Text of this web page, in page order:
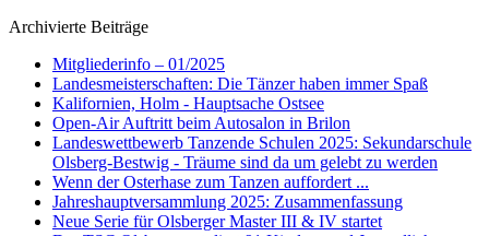
Archivierte Beiträge
Mitgliederinfo – 01/2025
Landesmeisterschaften: Die Tänzer haben immer Spaß
Kalifornien, Holm - Hauptsache Ostsee
Open-Air Auftritt beim Autosalon in Brilon
Landeswettbewerb Tanzende Schulen 2025: Sekundarschule
Olsberg-Bestwig - Träume sind da um gelebt zu werden
Wenn der Osterhase zum Tanzen auffordert ...
Jahreshauptversammlung 2025: Zusammenfassung
Neue Serie für Olsberger Master III & IV startet